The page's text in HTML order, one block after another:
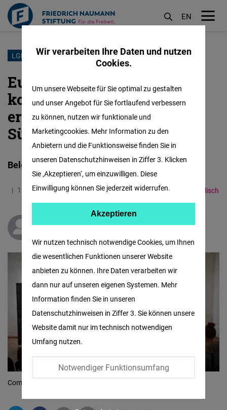
Direkt
Inhalt
EN
LGBTIQ+-
EuroPride 2022 – die
komplizierte Geburt der
ersten EuroPride in
Südosteuropa
Belgrad - Gastgeber der EuroPride
19.09.2022 3.0 Minuten Western Balkans Englisch
Edita Barać-Savić
Community Talks - Da se Zna!
Wir verarbeiten Ihre Daten und nutzen
Cookies.
Wir nutzen technisch notwendige Cookies, um Ihnen
die wesentlichen Funktionen unserer Website
anbieten zu können. Ihre Daten verarbeiten wir
dann nur auf unseren eigenen Systemen. Mehr
Information finden Sie in unseren
Datenschutzhinweisen in Ziffer 3. Sie können unsere
Website damit nur im technisch notwendigen
Umfang nutzen.
Notwendiger Funktionsumfang
Um unsere Webseite für Sie optimal zu gestalten
und unser Angebot für Sie fortlaufend verbessern
zu können, nutzen wir funktionale und
Marketingcookies. Mehr Information zu den
Anbietern und die Funktionsweise finden Sie in
unseren Datenschutzhinweisen in Ziffer 3. Klicken
Sie ‚Akzeptieren‘, um einzuwilligen. Diese
Einwilligung können Sie jederzeit widerrufen.
Facebook
Embed
Twitter
Embed
Instagram
Embed
Akzeptieren